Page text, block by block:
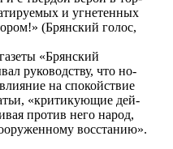
и угнетенных
(Брянский голос,
«Брянский
руководству, что но-
на спокойствие
«критикующие дей-
против него народ,
восстанию».